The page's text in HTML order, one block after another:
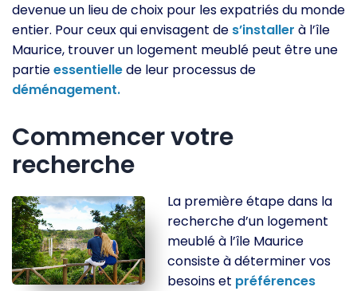
devenue un lieu de choix pour les expatriés du monde
entier. Pour ceux qui envisagent de s’installer à l’île
Maurice, trouver un logement meublé peut être une
partieessentiellede leur processus de
déménagement.
Commencer votre
recherche
La première étape dans la
recherche d’un logement
meublé à l’île Maurice
consiste à déterminer vos
besoins et préférences